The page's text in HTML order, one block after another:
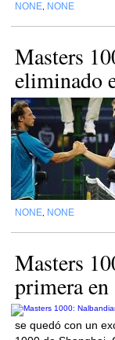
NONE NONE
Masters
eliminado
NONE NONE
Masters
primera en
se quedó con un